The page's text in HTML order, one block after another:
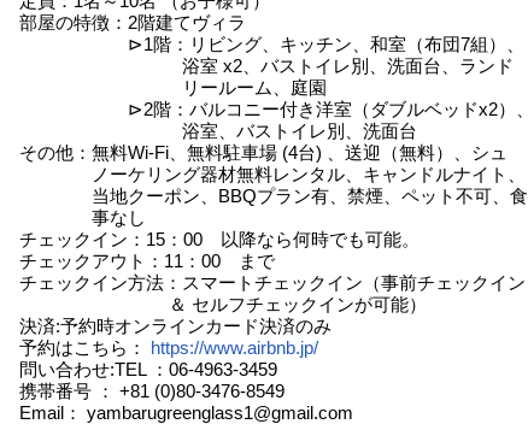
部屋の特徴：2階建てヴィラ
⊳1階：リビング、キッチン、和室（布団7組）、
浴室 x2、バストイレ別、洗面台、ランド
リールーム、庭園
⊳2階：バルコニー付き洋室（ダブルベッドx2）、
浴室、バストイレ別、洗面台
その他：無料Wi-Fi、無料駐車場 (4台) 、送迎（無料）、シュ
ノーケリング器材無料レンタル、キャンドルナイト、
当地クーポン、BBQプラン有、禁煙、ペット不可、食
事なし
チェックイン：15：00 以降なら何時でも可能。
チェックアウト：11：00 まで
チェックイン方法：スマートチェックイン（事前チェックイン
＆ セルフチェックインが可能）
決済:予約時オンラインカード決済のみ
予約はこちら：
https://www.airbnb.jp/
問い合わせ:TEL ：06-4963-3459
携帯番号 ： +81 (0)80-3476-8549
Email： yambarugreenglass1@gmail.com